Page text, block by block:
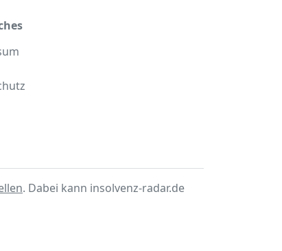
. Dabei kann insolvenz-radar.de